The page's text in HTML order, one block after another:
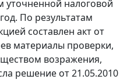
уточненной налоговой
По результатам
составлен акт от
материалы проверки,
возражения,
решение от 21.05.2010